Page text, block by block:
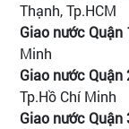
Thạnh, Tp.HCM
Giao nước Quận
Minh
Giao nước Quận
Tp.Hồ Chí Minh
Giao nước Quận